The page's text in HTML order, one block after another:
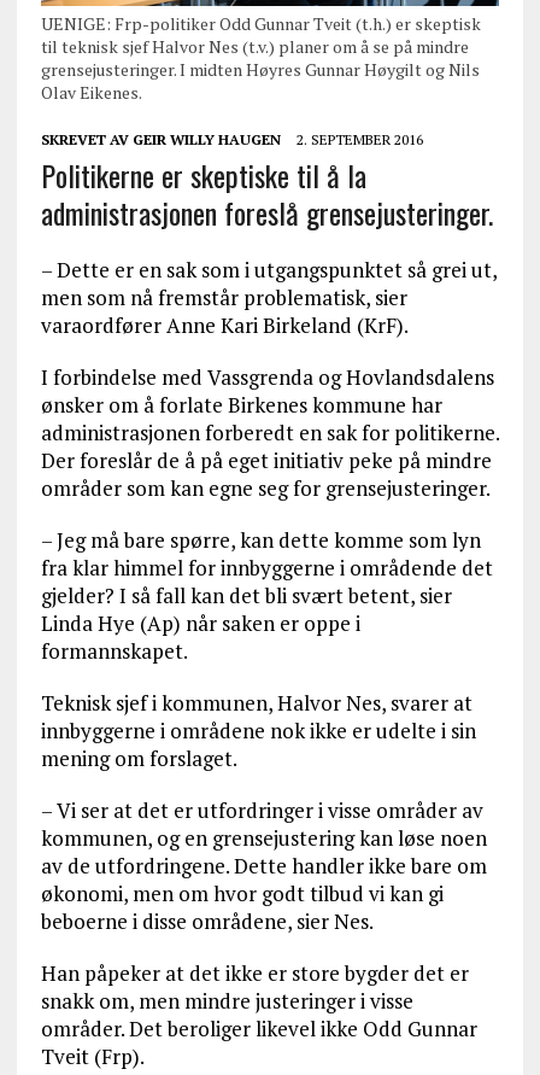
UENIGE: Frp-politiker Odd Gunnar Tveit (t.h.) er skeptisk
til teknisk sjef Halvor Nes (t.v.) planer om å se på mindre
grensejusteringer. I midten Høyres Gunnar Høygilt og Nils
Olav Eikenes.
SKREVET AV GEIR WILLY HAUGEN 2. SEPTEMBER 2016
Politikerne er skeptiske til å la
administrasjonen foreslå grensejusteringer.
– Dette er en sak som i utgangspunktet så grei ut,
men som nå fremstår problematisk, sier
varaordfører Anne Kari Birkeland (KrF).
I forbindelse med Vassgrenda og Hovlandsdalens
ønsker om å forlate Birkenes kommune har
administrasjonen forberedt en sak for politikerne.
Der foreslår de å på eget initiativ peke på mindre
områder som kan egne seg for grensejusteringer.
– Jeg må bare spørre, kan dette komme som lyn
fra klar himmel for innbyggerne i områdende det
gjelder? I så fall kan det bli svært betent, sier
Linda Hye (Ap) når saken er oppe i
formannskapet.
Teknisk sjef i kommunen, Halvor Nes, svarer at
innbyggerne i områdene nok ikke er udelte i sin
mening om forslaget.
– Vi ser at det er utfordringer i visse områder av
kommunen, og en grensejustering kan løse noen
av de utfordringene. Dette handler ikke bare om
økonomi, men om hvor godt tilbud vi kan gi
beboerne i disse områdene, sier Nes.
Han påpeker at det ikke er store bygder det er
snakk om, men mindre justeringer i visse
områder. Det beroliger likevel ikke Odd Gunnar
Tveit (Frp).